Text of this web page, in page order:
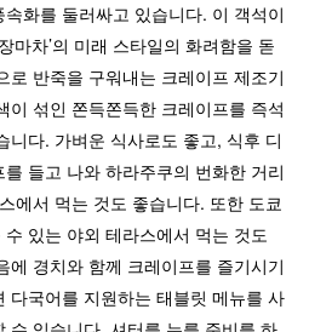
화를 둘러싸고 있습니다. 이 객석이
마차’의 미래 스타일의 화려함을 돋
로 반죽을 구워내는 크레이프 제조기
이 섞인 쫀득쫀득한 크레이프를 즉석
니다. 가벼운 식사로도 좋고, 식후 디
들고 나와 하라주쿠의 번화한 거리
에서 먹는 것도 좋습니다. 또한 도쿄
있는 야외 테라스에서 먹는 것도
에 경치와 함께 크레이프를 즐기시기
다국어를 지원하는 태블릿 메뉴를 사